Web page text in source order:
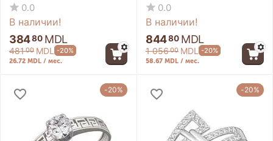
0.0
В наличии!
38480 MDL
48100 MDL -20%
26.72 MDL / мес.
0.0
В наличии!
84480 MDL
1 05600 MDL -20%
58.67 MDL / мес.
-20% -20%